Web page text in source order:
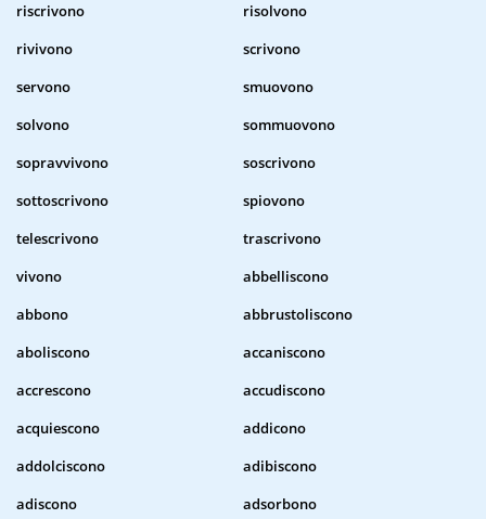
riscrivono
risolvono
rivivono
scrivono
servono
smuovono
solvono
sommuovono
sopravvivono
soscrivono
sottoscrivono
spiovono
telescrivono
trascrivono
vivono
abbelliscono
abbono
abbrustoliscono
aboliscono
accaniscono
accrescono
accudiscono
acquiescono
addicono
addolciscono
adibiscono
adiscono
adsorbono